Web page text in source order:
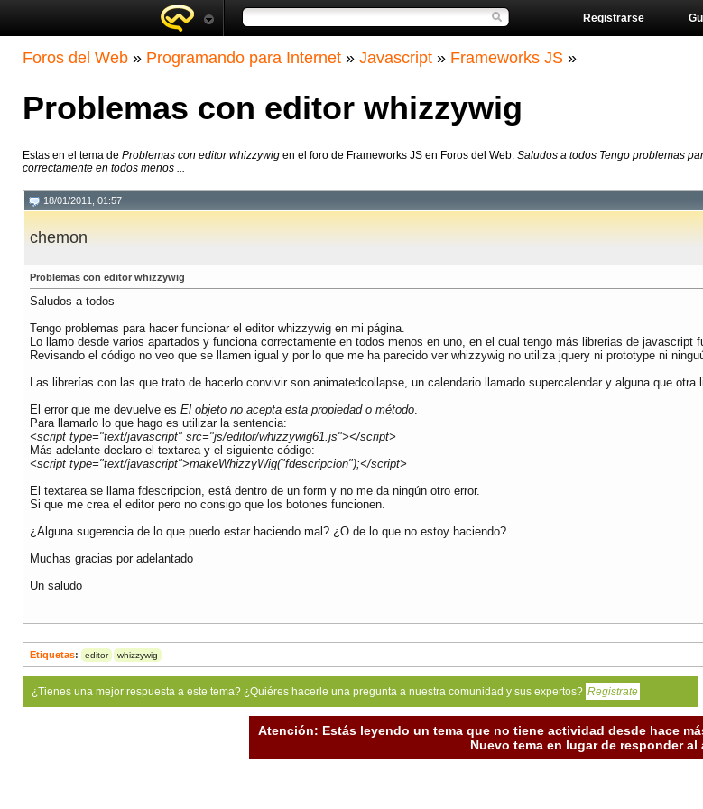
Registrarse
Foros del Web » Programando para Internet » Javascript » Frameworks JS »
Problemas con editor whizzywig
Estas en el tema de Problemas con editor whizzywig en el foro de Frameworks JS en Foros del Web. Saludos a todos Tengo problemas
correctamente en todos menos ...
18/01/2011, 01:57
chemon
Problemas con editor whizzywig
Saludos a todos
Tengo problemas para hacer funcionar el editor whizzywig en mi página.
Lo llamo desde varios apartados y funciona correctamente en todos menos en uno, en el cual tengo más librerias de javascript
Revisando el código no veo que se llamen igual y por lo que me ha parecido ver whizzywig no utiliza jquery ni prototype ni
Las librerías con las que trato de hacerlo convivir son animatedcollapse, un calendario llamado supercalendar y alguna que
El error que me devuelve es El objeto no acepta esta propiedad o método.
Para llamarlo lo que hago es utilizar la sentencia:
<script type="text/javascript" src="js/editor/whizzywig61.js"></script>
Más adelante declaro el textarea y el siguiente código:
<script type="text/javascript">makeWhizzyWig("fdescripcion");</script>
El textarea se llama fdescripcion, está dentro de un form y no me da ningún otro error.
Si que me crea el editor pero no consigo que los botones funcionen.
¿Alguna sugerencia de lo que puedo estar haciendo mal? ¿O de lo que no estoy haciendo?
Muchas gracias por adelantado
Un saludo
Etiquetas: editor whizzywig
¿Tienes una mejor respuesta a este tema? ¿Quiéres hacerle una pregunta a nuestra comunidad y sus expertos? Registrate
Atención: Estás leyendo un tema que no tiene actividad desde hace
Nuevo tema en lugar de responder al